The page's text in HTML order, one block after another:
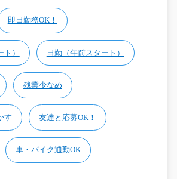
即日勤務OK！
） 日勤（午前スタート）
残業少なめ
す 友達と応募OK！
車・バイク通勤OK